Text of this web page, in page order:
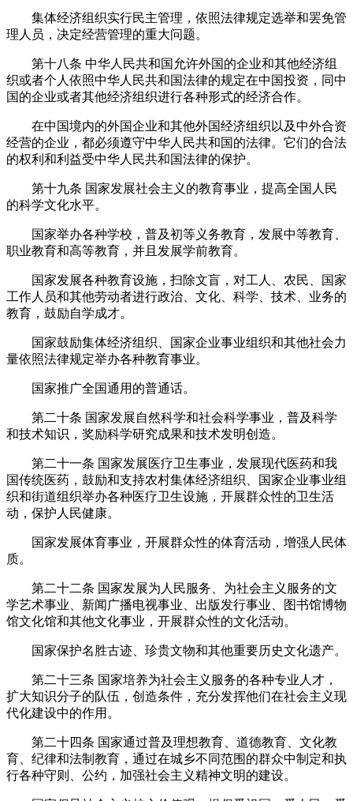
集体经济组织实行民主管理，依照法律规定选举和罢免管
理人员，决定经营管理的重大问题。
第十八条 中华人民共和国允许外国的企业和其他经济组
织或者个人依照中华人民共和国法律的规定在中国投资，同中
国的企业或者其他经济组织进行各种形式的经济合作。
在中国境内的外国企业和其他外国经济组织以及中外合资
经营的企业，都必须遵守中华人民共和国的法律。它们的合法
的权利和利益受中华人民共和国法律的保护。
第十九条 国家发展社会主义的教育事业，提高全国人民
的科学文化水平。
国家举办各种学校，普及初等义务教育，发展中等教育、
职业教育和高等教育，并且发展学前教育。
国家发展各种教育设施，扫除文盲，对工人、农民、国家
工作人员和其他劳动者进行政治、文化、科学、技术、业务的
教育，鼓励自学成才。
国家鼓励集体经济组织、国家企业事业组织和其他社会力
量依照法律规定举办各种教育事业。
国家推广全国通用的普通话。
第二十条 国家发展自然科学和社会科学事业，普及科学
和技术知识，奖励科学研究成果和技术发明创造。
第二十一条 国家发展医疗卫生事业，发展现代医药和我
国传统医药，鼓励和支持农村集体经济组织、国家企业事业组
织和街道组织举办各种医疗卫生设施，开展群众性的卫生活
动，保护人民健康。
国家发展体育事业，开展群众性的体育活动，增强人民体
质。
第二十二条 国家发展为人民服务、为社会主义服务的文
学艺术事业、新闻广播电视事业、出版发行事业、图书馆博物
馆文化馆和其他文化事业，开展群众性的文化活动。
国家保护名胜古迹、珍贵文物和其他重要历史文化遗产。
第二十三条 国家培养为社会主义服务的各种专业人才，
扩大知识分子的队伍，创造条件，充分发挥他们在社会主义现
代化建设中的作用。
第二十四条 国家通过普及理想教育、道德教育、文化教
育、纪律和法制教育，通过在城乡不同范围的群众中制定和执
行各种守则、公约，加强社会主义精神文明的建设。